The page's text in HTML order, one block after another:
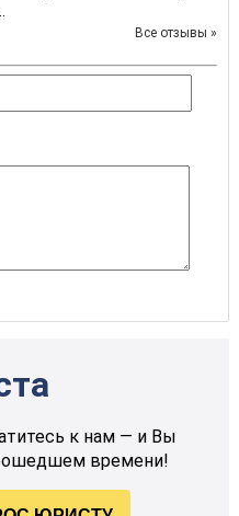
Все отзывы »
к нам — и Вы
времени!